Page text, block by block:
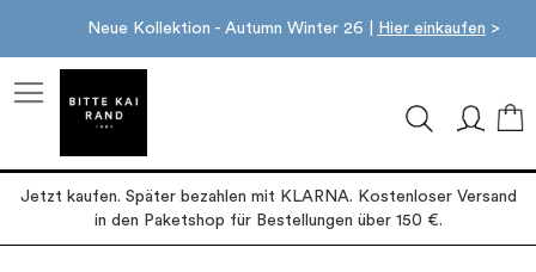
Neue Kollektion - Autumn Winter 26 | Hier einkaufen >
Jetzt kaufen. Später bezahlen mit KLARNA. Kostenloser Versand
in den Paketshop für Bestellungen über 150 €.